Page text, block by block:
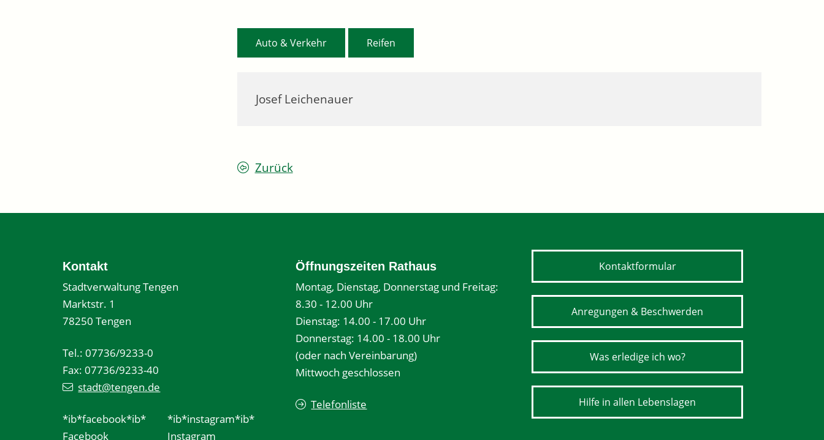
Josef Leichenauer
Auto & Verkehr Reifen
Zurück
Kontakt
Stadtverwaltung Tengen
Marktstr. 1
78250 Tengen
Tel.: 07736/9233-0
Fax: 07736/9233-40
stadt@tengen.de
*ib*facebook*ib*
Facebook
*ib*instagram*ib*
Instagram
Öffnungszeiten Rathaus
Montag, Dienstag, Donnerstag und Freitag:
8.30 - 12.00 Uhr
Dienstag: 14.00 - 17.00 Uhr
Donnerstag: 14.00 - 18.00 Uhr
(oder nach Vereinbarung)
Mittwoch geschlossen
Telefonliste
Kontaktformular
Anregungen & Beschwerden
Was erledige ich wo?
Hilfe in allen Lebenslagen